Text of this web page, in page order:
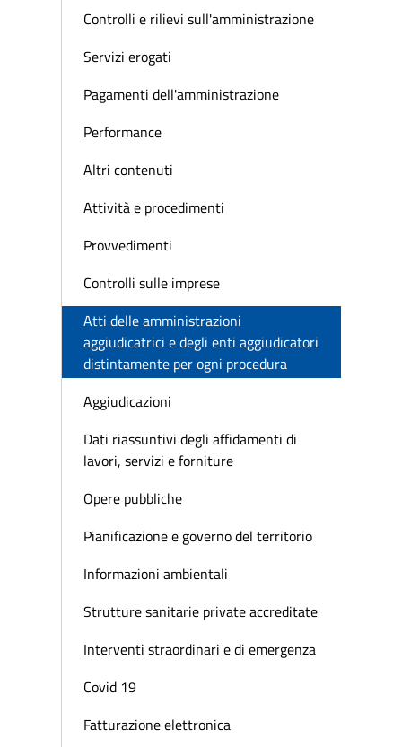
Controlli e rilievi sull'amministrazione
Servizi erogati
Pagamenti dell'amministrazione
Performance
Altri contenuti
Attività e procedimenti
Provvedimenti
Controlli sulle imprese
Atti delle amministrazioni
aggiudicatrici e degli enti aggiudicatori
distintamente per ogni procedura
Aggiudicazioni
Dati riassuntivi degli affidamenti di
lavori, servizi e forniture
Opere pubbliche
Pianificazione e governo del territorio
Informazioni ambientali
Strutture sanitarie private accreditate
Interventi straordinari e di emergenza
Covid 19
Fatturazione elettronica